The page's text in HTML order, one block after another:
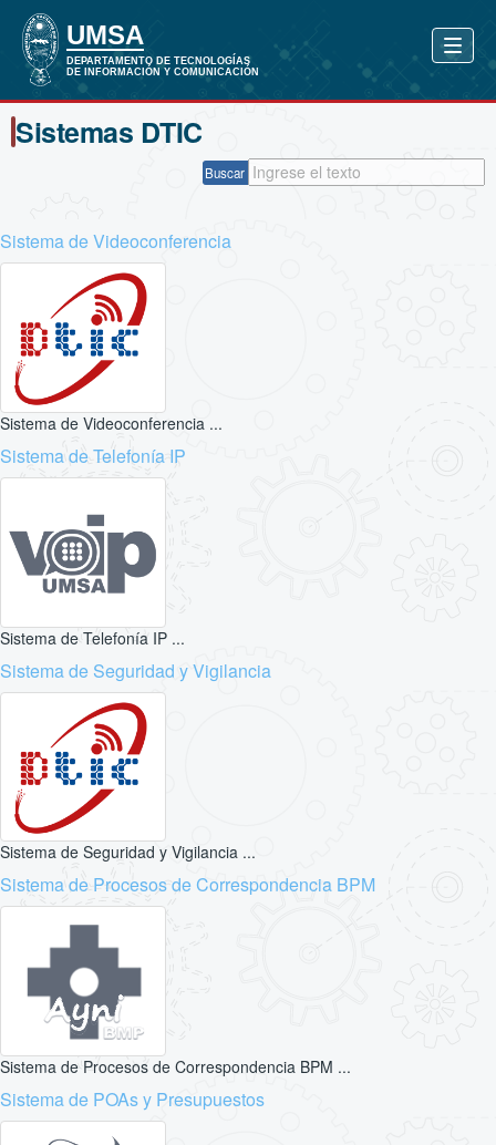
Sistemas DTIC
Buscar
Sistema de Videoconferencia
Sistema de Videoconferencia ...
Sistema de Telefonía IP
Sistema de Telefonía IP ...
Sistema de Seguridad y Vigilancia
Sistema de Seguridad y Vigilancia ...
Sistema de Procesos de Correspondencia BPM
Sistema de Procesos de Correspondencia BPM ...
Sistema de POAs y Presupuestos